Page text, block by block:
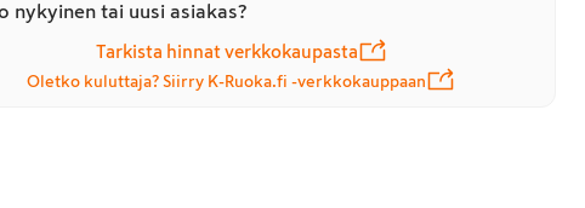
nykyinen tai uusi asiakas?
Tarkista hinnat verkkokaupasta
Oletko kuluttaja? Siirry K-Ruoka.fi -verkkokauppaan